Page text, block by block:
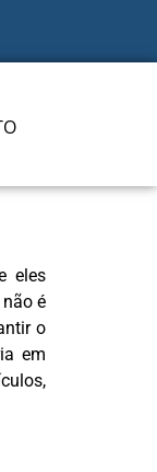
eles
é
o
em